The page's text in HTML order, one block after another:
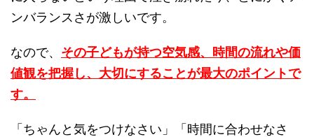
ンバランスさが激しいです。
なので、 その子どもが持つ空気感、時間の流れや価
値観を把握し、大切にすることが最大のポイントで
す。
「ちゃんと気をつけなさい」「時間に合わせなさ